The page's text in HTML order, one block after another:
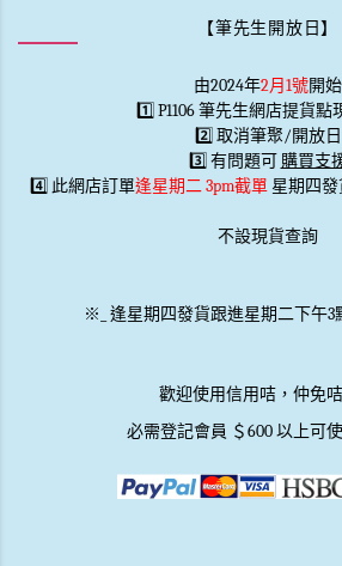
【筆先生開放日】
由2024年2月1號開始
1️⃣ P1106 筆先生網店提貨點
2️⃣ 取消筆聚/開放日
3️⃣ 有問題可 購買支
4️⃣ 此網店訂單逢星期二 3pm截單 星期四
不設現貨查詢
※ 逢星期四發貨跟進星期二下午
歡迎使用信用咭，仲免咭
必需登記會員 ＄600 以上可